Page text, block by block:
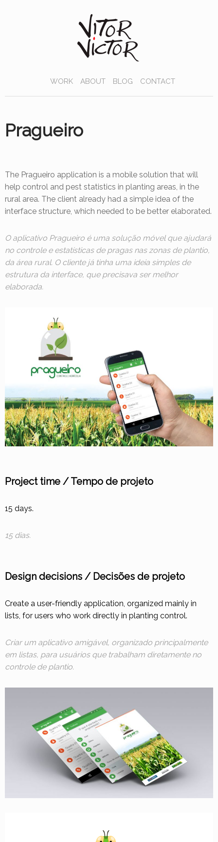
WORK ABOUT BLOG CONTACT
Pragueiro
The Pragueiro application is a mobile solution that will
help control and pest statistics in planting areas, in the
rural area. The client already had a simple idea of the
interface structure, which needed to be better elaborated.
O aplicativo Pragueiro é uma solução móvel que ajudará
no controle e estatísticas de pragas nas zonas de plantio,
da área rural. O cliente já tinha uma ideia simples de
estrutura da interface, que precisava ser melhor
elaborada.
Project time / Tempo de projeto
15 days.
15 dias.
Design decisions / Decisões de projeto
Create a user-friendly application, organized mainly in
lists, for users who work directly in planting control.
Criar um aplicativo amigável, organizado principalmente
em listas, para usuários que trabalham diretamente no
controle de plantio.